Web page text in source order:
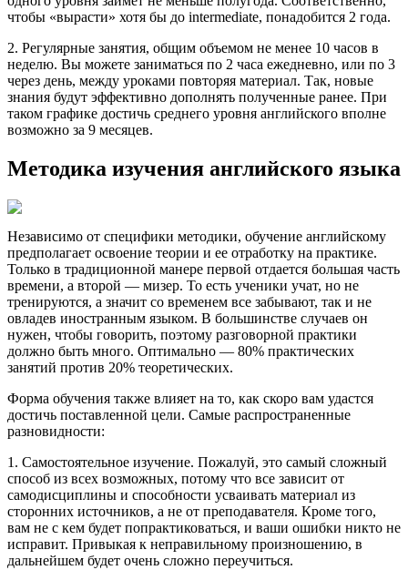
чтобы «вырасти» хотя бы до intermediate, понадобится 2 года.
2. Регулярные занятия, общим объемом не менее 10 часов в
неделю. Вы можете заниматься по 2 часа ежедневно, или по 3
через день, между уроками повторяя материал. Так, новые
знания будут эффективно дополнять полученные ранее. При
таком графике достичь среднего уровня английского вполне
возможно за 9 месяцев.
Методика изучения английского языка
Независимо от специфики методики, обучение английскому
предполагает освоение теории и ее отработку на практике.
Только в традиционной манере первой отдается большая часть
времени, а второй — мизер. То есть ученики учат, но не
тренируются, а значит со временем все забывают, так и не
овладев иностранным языком. В большинстве случаев он
нужен, чтобы говорить, поэтому разговорной практики
должно быть много. Оптимально — 80% практических
занятий против 20% теоретических.
Форма обучения также влияет на то, как скоро вам удастся
достичь поставленной цели. Самые распространенные
разновидности:
1. Самостоятельное изучение. Пожалуй, это самый сложный
способ из всех возможных, потому что все зависит от
самодисциплины и способности усваивать материал из
сторонних источников, а не от преподавателя. Кроме того,
вам не с кем будет попрактиковаться, и ваши ошибки никто не
исправит. Привыкая к неправильному произношению, в
дальнейшем будет очень сложно переучиться.